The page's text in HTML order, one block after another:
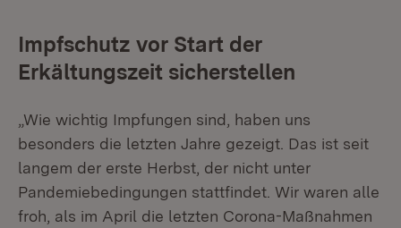
Impfschutz vor Start der
Erkältungszeit sicherstellen
„Wie wichtig Impfungen sind, haben uns
besonders die letzten Jahre gezeigt. Das ist seit
langem der erste Herbst, der nicht unter
Pandemiebedingungen stattfindet. Wir waren alle
froh, als im April die letzten Corona-Maßnahmen